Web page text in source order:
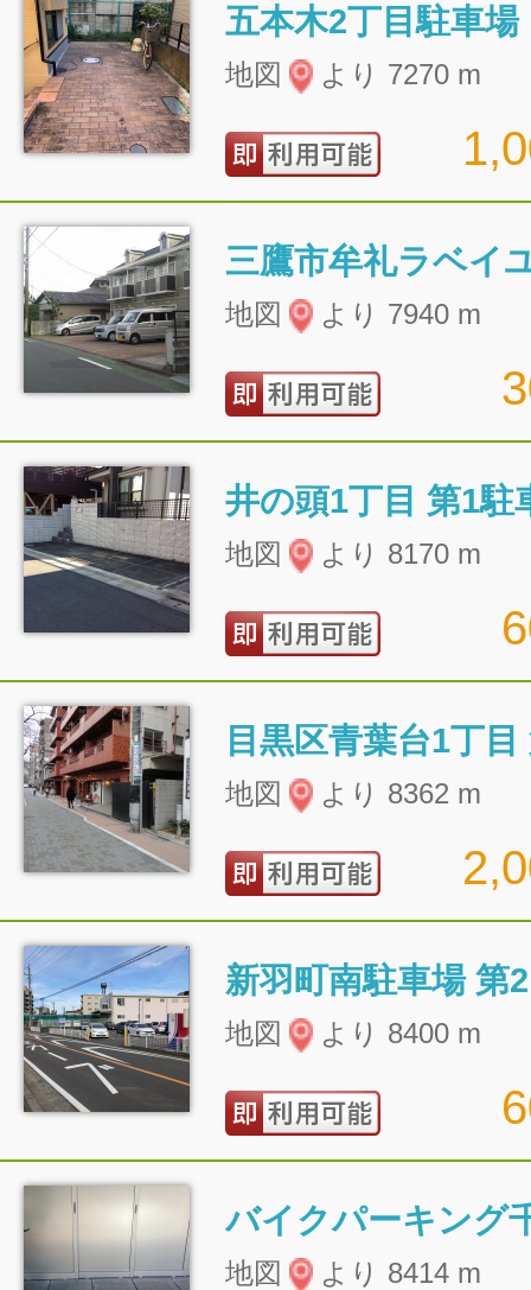
五本木2丁目駐車場
地図 より 7270 m
三鷹市牟礼ラベイ
地図 より 7940 m
井の頭1丁目 第1駐
地図 より 8170 m
目黒区青葉台1丁
地図 より 8362 m
新羽町南駐車場 第2
地図 より 8400 m
バイクパーキング
地図 より 8414 m